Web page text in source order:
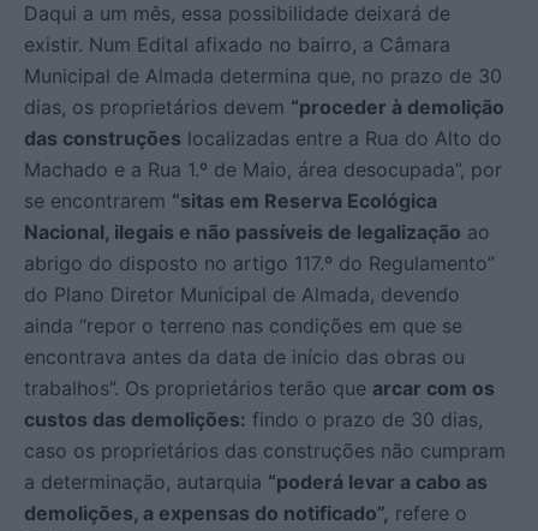
Daqui a um mês, essa possibilidade deixará de
existir. Num Edital afixado no bairro, a Câmara
Municipal de Almada determina que, no prazo de 30
dias, os proprietários devem “proceder à demolição
das construções localizadas entre a Rua do Alto do
Machado e a Rua 1.º de Maio, área desocupada”, por
se encontrarem “sitas em Reserva Ecológica
Nacional, ilegais e não passíveis de legalização ao
abrigo do disposto no artigo 117.º do Regulamento”
do Plano Diretor Municipal de Almada, devendo
ainda “repor o terreno nas condições em que se
encontrava antes da data de início das obras ou
trabalhos”. Os proprietários terão que arcar com os
custos das demolições: findo o prazo de 30 dias,
caso os proprietários das construções não cumpram
a determinação, autarquia “poderá levar a cabo as
demolições, a expensas do notificado”, refere o